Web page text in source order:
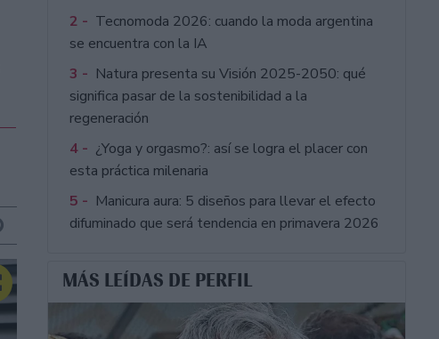
2 - Tecnomoda 2026: cuando la moda argentina
se encuentra con la IA
3 - Natura presenta su Visión 2025-2050: qué
significa pasar de la sostenibilidad a la
regeneración
4 - ¿Yoga y orgasmo?: así se logra el placer con
esta práctica milenaria
5 - Manicura aura: 5 diseños para llevar el efecto
difuminado que será tendencia en primavera 2026
MÁS LEÍDAS DE PERFIL